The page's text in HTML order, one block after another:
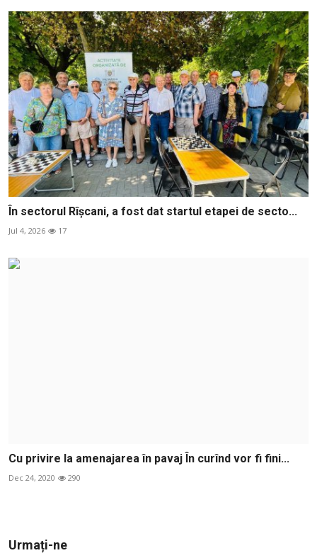
În sectorul Rîșcani, a fost dat startul etapei de secto...
Jul 4, 2026 17
Cu privire la amenajarea în pavaj În curînd vor fi fini...
Dec 24, 2020 290
Urmați-ne